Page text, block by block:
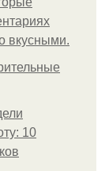
вкусными.
10